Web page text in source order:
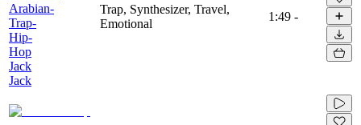
Arabian-
Trap-
Hip-
Hop
Jack
Jack
Trap, Synthesizer, Travel,
Emotional
1:49 -